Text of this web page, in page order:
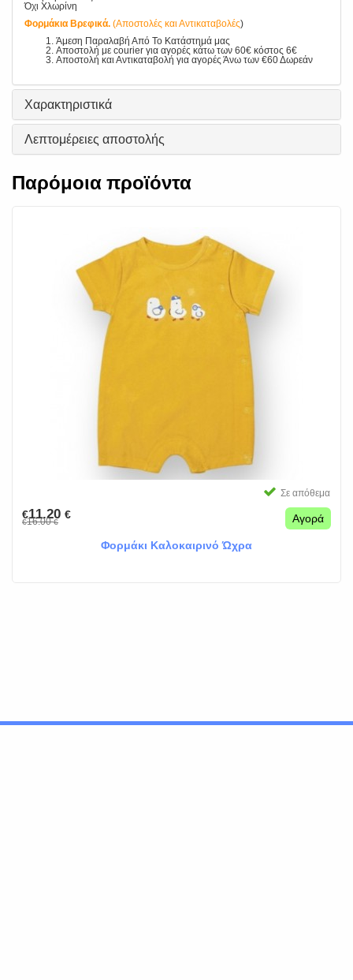
Όχι Χλωρίνη
Φορμάκια Βρεφικά. (Αποστολές και Αντικαταβολές)
Άμεση Παραλαβή Από Το Κατάστημά μας
Αποστολή με courier για αγορές κάτω των 60€ κόστος 6€
Αποστολή και Αντικαταβολή για αγορές Άνω των €60 Δωρεάν
Χαρακτηριστικά
Λεπτομέρειες αποστολής
Παρόμοια προϊόντα
Σε απόθεμα
€11.20 €
€16.00€ Αγορά
Φορμάκι Καλοκαιρινό Ώχρα